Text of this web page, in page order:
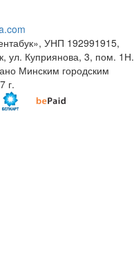
УНП 192991915,
ул. Куприянова, 3, пом. 1Н.
Минским городским
г.